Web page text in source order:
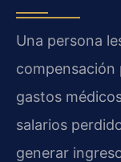
Una persona
compensación
gastos
salarios
generar